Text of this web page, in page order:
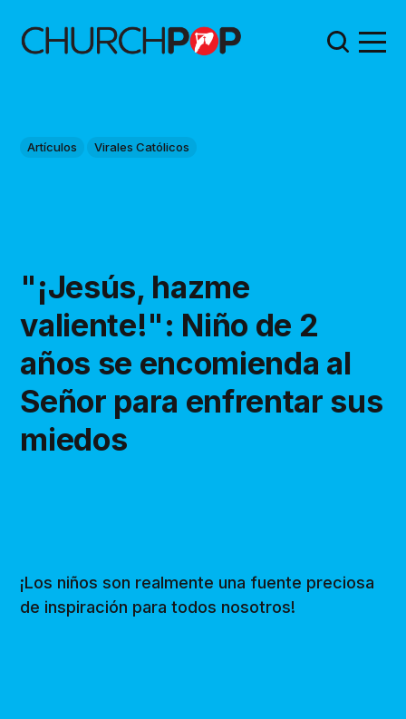
Artículos Virales Católicos
"¡Jesús, hazme
valiente!": Niño de 2
años se encomienda al
Señor para enfrentar sus
miedos
¡Los niños son realmente una fuente preciosa
de inspiración para todos nosotros!